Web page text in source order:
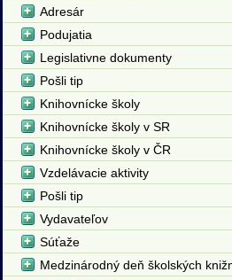
Adresár
Podujatia
Legislativne dokumenty
Pošli tip
Knihovnícke školy
Knihovnícke školy v SR
Knihovnícke školy v ČR
Vzdelávacie aktivity
Pošli tip
Vydavateľov
Súťaže
Medzinárodný deň školských